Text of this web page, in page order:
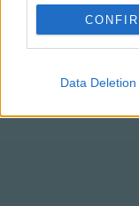
I want to
Google for
I want to allow
I want to
device
Data Deletion